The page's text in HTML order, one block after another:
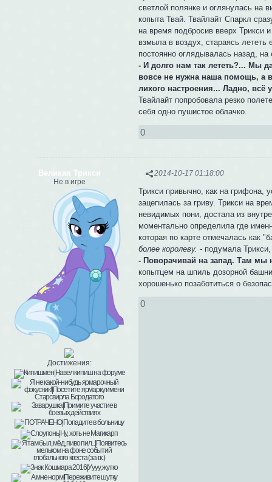
светлой полянке и оглянулась на
копыта Твай. Твайлайт Спаркл
на время подбросив вверх Трикси
взмыла в воздух, стараясь
постоянно оглядывалась назад,
- И долго нам так лететь?... Мы
вовсе не нужна наша помощь, а
лихого настроения... Ладно, всё
Твайлайт попробовала резко
себя одно пушистое облачко.
0
2014-10-17 01:18:00
Великая Трикси
Не в игре
Достижения:
Трикси привычно, как на грифона,
зацепилась за гриву. Трикси на
невидимых пони, достала из
моментально определила где
которая по карте отмечалась как
более королеву. - подумала
- Поворачивай на запад. Там мы
копытцем на шпиль дозорной
хорошенько позаботиться о
0